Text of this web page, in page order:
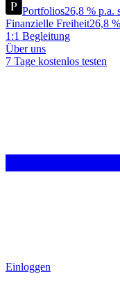
Portfolios26,8 % p.a.
Finanzielle Freiheit26,8
1:1 Begleitung
Über uns
7 Tage kostenlos testen
Einloggen